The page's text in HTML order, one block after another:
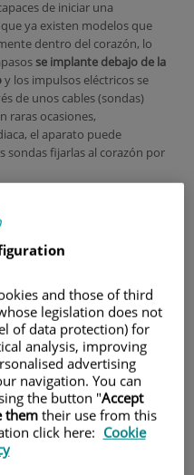
de iniciar una
ya existen modelos que
dentro del corazón, lo
se implante debajo de la
y los impulsos eléctricos se
de unos cables (sondas)
raras ocasiones,
el aparato puede
sondas fijarlas al corazón por
le "marca el paso" al
contraiga a una frecuencia
and those of third
legislation does not
of data protection) for
analysis, improving
advertising
navigation. You can
the button "Accept
them their use from this
click here: Cookie